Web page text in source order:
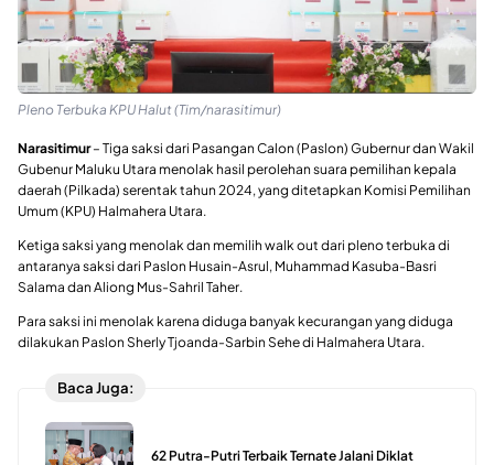
Pleno Terbuka KPU Halut (Tim/narasitimur)
Narasitimur– Tiga saksi dari Pasangan Calon (Paslon) Gubernur dan Wakil
Gubenur Maluku Utara menolak hasil perolehan suara pemilihan kepala
daerah (Pilkada) serentak tahun 2024, yang ditetapkan Komisi Pemilihan
Umum (KPU) Halmahera Utara.
Ketiga saksi yang menolak dan memilih walk out dari pleno terbuka di
antaranya saksi dari Paslon Husain-Asrul, Muhammad Kasuba-Basri
Salama dan Aliong Mus-Sahril Taher.
Para saksi ini menolak karena diduga banyak kecurangan yang diduga
dilakukan Paslon Sherly Tjoanda-Sarbin Sehe di Halmahera Utara.
Baca Juga:
62 Putra-Putri Terbaik Ternate Jalani Diklat